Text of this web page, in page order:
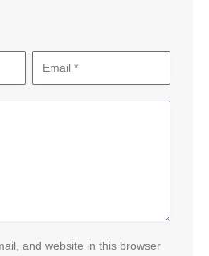
and website in this browser